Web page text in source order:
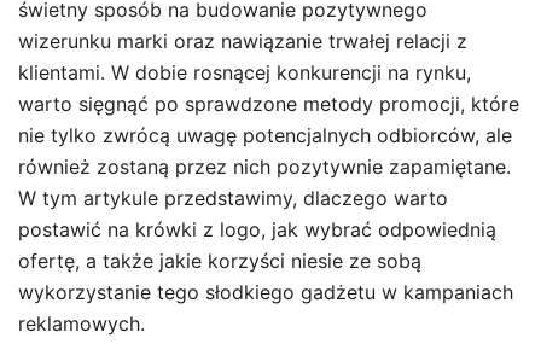
świetny sposób na budowanie pozytywnego
wizerunku marki oraz nawiązanie trwałej relacji z
klientami. W dobie rosnącej konkurencji na rynku,
warto sięgnąć po sprawdzone metody promocji, które
nie tylko zwrócą uwagę potencjalnych odbiorców, ale
również zostaną przez nich pozytywnie zapamiętane.
W tym artykule przedstawimy, dlaczego warto
postawić na krówki z logo, jak wybrać odpowiednią
ofertę, a także jakie korzyści niesie ze sobą
wykorzystanie tego słodkiego gadżetu w kampaniach
reklamowych.